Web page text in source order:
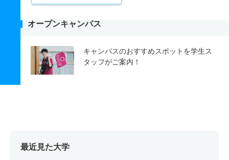
オープンキャンパス
キャンパスのおすすめスポットを学生ス
タッフがご案内！
最近見た大学